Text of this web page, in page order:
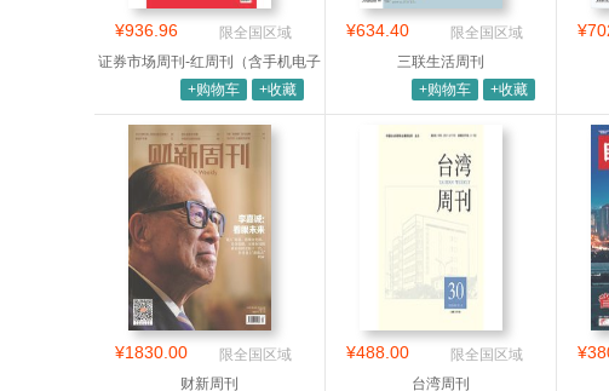
¥936.96
限全国区域
证券市场周刊-红周刊（含手机电子
版）
+购物车 +收藏
¥634.40
限全国区域
三联生活周刊
+购物车
+收藏
¥1830.00
限全国区域
财新周刊
¥488.00
限全国区域
台湾周刊